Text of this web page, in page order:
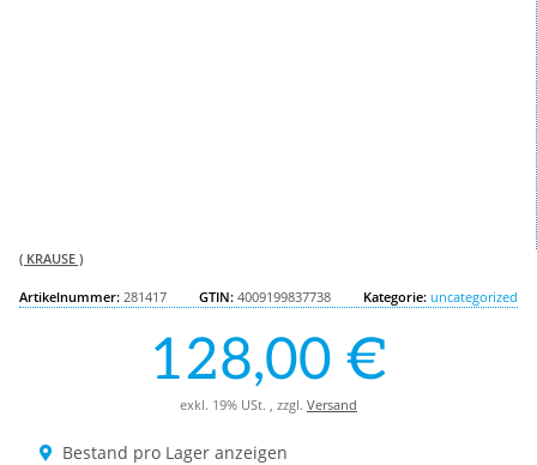
( KRAUSE )
Artikelnummer: 281417 GTIN: 4009199837738 Kategorie: uncategorized
128,00 €
exkl. 19% USt. , zzgl. Versand
Bestand pro Lager anzeigen